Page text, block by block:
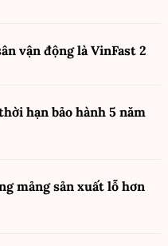
vận động là VinFast2
hạn bảo hành 5 năm
mảng sản xuất lỗ hơn